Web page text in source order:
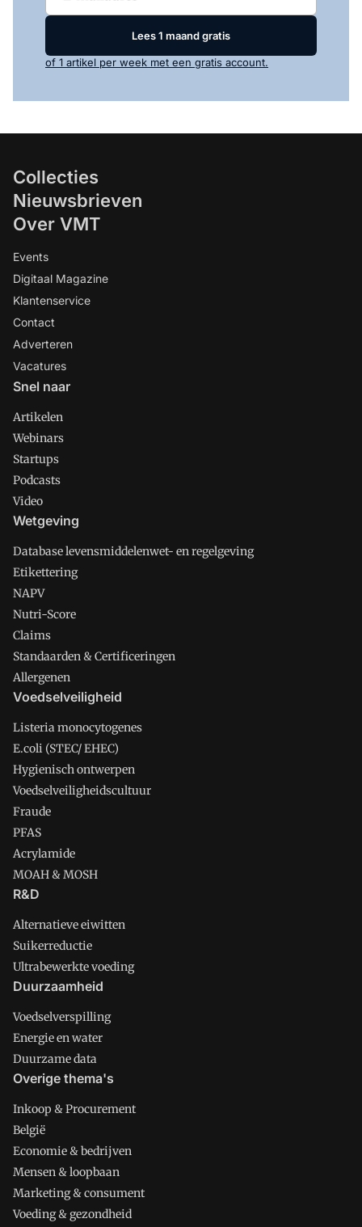
Lees 1 maand gratis
of 1 artikel per week met een gratis account.
Collecties
Nieuwsbrieven
Over VMT
Events
Digitaal Magazine
Klantenservice
Contact
Adverteren
Vacatures
Snel naar
Artikelen
Webinars
Startups
Podcasts
Video
Wetgeving
Database levensmiddelenwet- en regelgeving
Etikettering
NAPV
Nutri-Score
Claims
Standaarden & Certificeringen
Allergenen
Voedselveiligheid
Listeria monocytogenes
E.coli (STEC/ EHEC)
Hygienisch ontwerpen
Voedselveiligheidscultuur
Fraude
PFAS
Acrylamide
MOAH & MOSH
R&D
Alternatieve eiwitten
Suikerreductie
Ultrabewerkte voeding
Duurzaamheid
Voedselverspilling
Energie en water
Duurzame data
Overige thema's
Inkoop & Procurement
België
Economie & bedrijven
Mensen & loopbaan
Marketing & consument
Voeding & gezondheid